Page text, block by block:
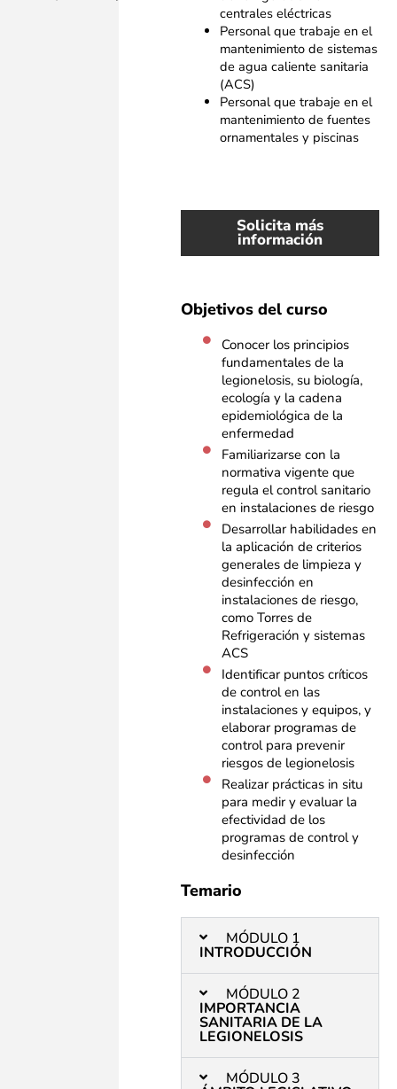
centrales eléctricas
Personal que trabaje en el
mantenimiento de sistemas
de agua caliente sanitaria
(ACS)
Personal que trabaje en el
mantenimiento de fuentes
ornamentales y piscinas
Solicita más
información
Objetivos del curso
Conocer los principios
fundamentales de la
legionelosis, su biología,
ecología y la cadena
epidemiológica de la
enfermedad
Familiarizarse con la
normativa vigente que
regula el control sanitario
en instalaciones de riesgo
Desarrollar habilidades en
la aplicación de criterios
generales de limpieza y
desinfección en
instalaciones de riesgo,
como Torres de
Refrigeración y sistemas
ACS
Identificar puntos críticos
de control en las
instalaciones y equipos, y
elaborar programas de
control para prevenir
riesgos de legionelosis
Realizar prácticas in situ
para medir y evaluar la
efectividad de los
programas de control y
desinfección
Temario
MÓDULO 1
INTRODUCCIÓN
MÓDULO 2
IMPORTANCIA
SANITARIA DE LA
LEGIONELOSIS
MÓDULO 3